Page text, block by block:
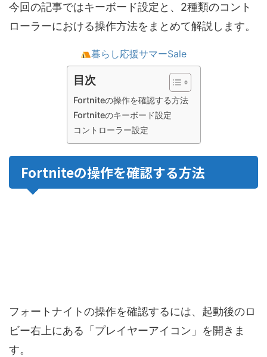
今回の記事ではキーボード設定と、2種類のコント
ローラーにおける操作方法をまとめて解説します。
暮らし応援サマーSale
目次
Fortniteの操作を確認する方法
Fortniteのキーボード設定
コントローラー設定
Fortniteの操作を確認する方法
フォートナイトの操作を確認するには、起動後のロ
ビー右上にある「プレイヤーアイコン」を開きま
す。